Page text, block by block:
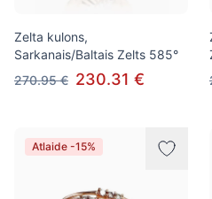
Zelta kulons,
Sarkanais/Baltais Zelts 585°
270.95 € 230.31 €
Atlaide -15%